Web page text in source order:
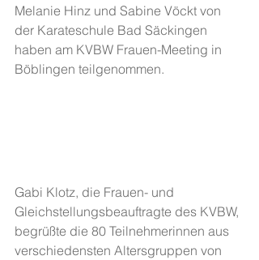
Melanie Hinz und Sabine Vöckt von
der Karateschule Bad Säckingen
haben am KVBW Frauen-Meeting in
Böblingen teilgenommen.
Gabi Klotz, die Frauen- und
Gleichstellungsbeauftragte des KVBW,
begrüßte die 80 Teilnehmerinnen aus
verschiedensten Altersgruppen von